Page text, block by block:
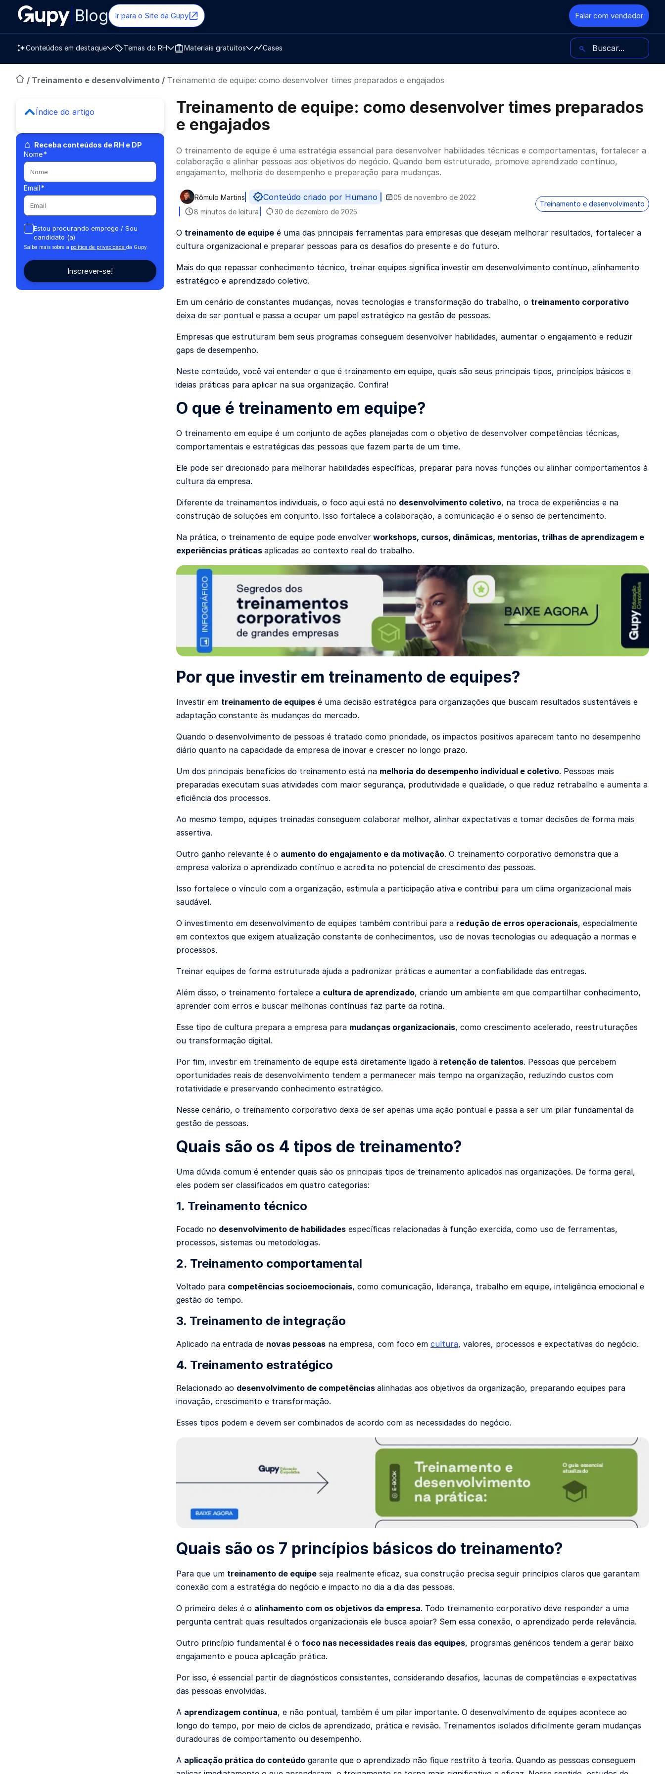
Blog Ir para o Site da Gupy Falar com vendedor
Conteúdos em destaque Temas do RH Materiais gratuitos Cases Buscar no blog
/ Treinamento e desenvolvimento / Treinamento de equipe: como desenvolver times preparados e engajados
Índice do artigo
Receba conteúdos de RH e DP
Nome*
Email*
Estou procurando emprego / Sou
candidato (a)
Saiba mais sobre a política de privacidade da Gupy.
Treinamento de equipe: como desenvolver times preparados
e engajados
O treinamento de equipe é uma estratégia essencial para desenvolver habilidades técnicas e comportamentais, fortalecer a
colaboração e alinhar pessoas aos objetivos do negócio. Quando bem estruturado, promove aprendizado contínuo,
engajamento, melhoria de desempenho e preparação para mudanças.
Publicado por
Rômulo Martins Conteúdo criado por Humano
05 de novembro de 2022
8 minutos de leitura
30 de dezembro de 2025
Treinamento e desenvolvimento
O treinamento de equipe é uma das principais ferramentas para empresas que desejam melhorar resultados, fortalecer a
cultura organizacional e preparar pessoas para os desafios do presente e do futuro.
Mais do que repassar conhecimento técnico, treinar equipes significa investir em desenvolvimento contínuo, alinhamento
estratégico e aprendizado coletivo.
Em um cenário de constantes mudanças, novas tecnologias e transformação do trabalho, o treinamento corporativo
deixa de ser pontual e passa a ocupar um papel estratégico na gestão de pessoas.
Empresas que estruturam bem seus programas conseguem desenvolver habilidades, aumentar o engajamento e reduzir
gaps de desempenho.
Neste conteúdo, você vai entender o que é treinamento em equipe, quais são seus principais tipos, princípios básicos e
ideias práticas para aplicar na sua organização. Confira!
O que é treinamento em equipe?
O treinamento em equipe é um conjunto de ações planejadas com o objetivo de desenvolver competências técnicas,
comportamentais e estratégicas das pessoas que fazem parte de um time.
Ele pode ser direcionado para melhorar habilidades específicas, preparar para novas funções ou alinhar comportamentos à
cultura da empresa.
Diferente de treinamentos individuais, o foco aqui está no desenvolvimento coletivo, na troca de experiências e na
construção de soluções em conjunto. Isso fortalece a colaboração, a comunicação e o senso de pertencimento.
Na prática, o treinamento de equipe pode envolver workshops, cursos, dinâmicas, mentorias, trilhas de aprendizagem e
experiências práticas aplicadas ao contexto real do trabalho.
Por que investir em treinamento de equipes?
Investir em treinamento de equipes é uma decisão estratégica para organizações que buscam resultados sustentáveis e
adaptação constante às mudanças do mercado.
Quando o desenvolvimento de pessoas é tratado como prioridade, os impactos positivos aparecem tanto no desempenho
diário quanto na capacidade da empresa de inovar e crescer no longo prazo.
Um dos principais benefícios do treinamento está na melhoria do desempenho individual e coletivo. Pessoas mais
preparadas executam suas atividades com maior segurança, produtividade e qualidade, o que reduz retrabalho e aumenta a
eficiência dos processos.
Ao mesmo tempo, equipes treinadas conseguem colaborar melhor, alinhar expectativas e tomar decisões de forma mais
assertiva.
Outro ganho relevante é o aumento do engajamento e da motivação. O treinamento corporativo demonstra que a
empresa valoriza o aprendizado contínuo e acredita no potencial de crescimento das pessoas.
Isso fortalece o vínculo com a organização, estimula a participação ativa e contribui para um clima organizacional mais
saudável.
O investimento em desenvolvimento de equipes também contribui para a redução de erros operacionais, especialmente
em contextos que exigem atualização constante de conhecimentos, uso de novas tecnologias ou adequação a normas e
processos.
Treinar equipes de forma estruturada ajuda a padronizar práticas e aumentar a confiabilidade das entregas.
Além disso, o treinamento fortalece a cultura de aprendizado, criando um ambiente em que compartilhar conhecimento,
aprender com erros e buscar melhorias contínuas faz parte da rotina.
Esse tipo de cultura prepara a empresa para mudanças organizacionais, como crescimento acelerado, reestruturações
ou transformação digital.
Por fim, investir em treinamento de equipe está diretamente ligado à retenção de talentos. Pessoas que percebem
oportunidades reais de desenvolvimento tendem a permanecer mais tempo na organização, reduzindo custos com
rotatividade e preservando conhecimento estratégico.
Nesse cenário, o treinamento corporativo deixa de ser apenas uma ação pontual e passa a ser um pilar fundamental da
gestão de pessoas.
Quais são os 4 tipos de treinamento?
Uma dúvida comum é entender quais são os principais tipos de treinamento aplicados nas organizações. De forma geral,
eles podem ser classificados em quatro categorias:
1. Treinamento técnico
Focado no desenvolvimento de habilidades específicas relacionadas à função exercida, como uso de ferramentas,
processos, sistemas ou metodologias.
2. Treinamento comportamental
Voltado para competências socioemocionais, como comunicação, liderança, trabalho em equipe, inteligência emocional e
gestão do tempo.
3. Treinamento de integração
Aplicado na entrada de novas pessoas na empresa, com foco em cultura, valores, processos e expectativas do negócio.
4. Treinamento estratégico
Relacionado ao desenvolvimento de competências alinhadas aos objetivos da organização, preparando equipes para
inovação, crescimento e transformação.
Esses tipos podem e devem ser combinados de acordo com as necessidades do negócio.
Quais são os 7 princípios básicos do treinamento?
Para que um treinamento de equipe seja realmente eficaz, sua construção precisa seguir princípios claros que garantam
conexão com a estratégia do negócio e impacto no dia a dia das pessoas.
O primeiro deles é o alinhamento com os objetivos da empresa. Todo treinamento corporativo deve responder a uma
pergunta central: quais resultados organizacionais ele busca apoiar? Sem essa conexão, o aprendizado perde relevância.
Outro princípio fundamental é o foco nas necessidades reais das equipes, programas genéricos tendem a gerar baixo
engajamento e pouca aplicação prática.
Por isso, é essencial partir de diagnósticos consistentes, considerando desafios, lacunas de competências e expectativas
das pessoas envolvidas.
A aprendizagem contínua, e não pontual, também é um pilar importante. O desenvolvimento de equipes acontece ao
longo do tempo, por meio de ciclos de aprendizado, prática e revisão. Treinamentos isolados dificilmente geram mudanças
duradouras de comportamento ou desempenho.
A aplicação prática do conteúdo garante que o aprendizado não fique restrito à teoria. Quando as pessoas conseguem